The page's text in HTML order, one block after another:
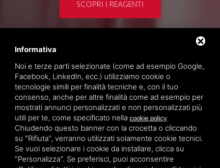
SCOPRI I REAGENTI
Area clienti
Privacy policy
Sitemap
TITOLCHIMICA SPA - VIA DELL'ARTIGIANATO, 2
(MACROAREA) 45030 VILLAMARZANA (RO) ITALY,
TEL +39 0425 492644. P.I. 00748970290
Informativa
Noi e terze parti selezionate (come ad esempio Google,
Facebook, LinkedIn, ecc.) utilizziamo cookie o
tecnologie simili per finalità tecniche e, con il tuo
consenso, anche per altre finalità come ad esempio per
mostrati annunci personalizzati e non personalizzati più
utili per te, come specificato nella cookie policy.
Chiudendo questo banner con la crocetta o cliccando
su "Rifiuta", verranno utilizzati solamente cookie tecnici.
Se vuoi selezionare i cookie da installare, clicca su
"Personalizza". Se preferisci, puoi acconsentire